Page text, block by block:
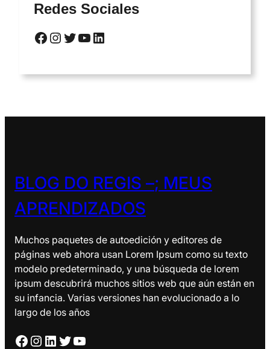
Redes Sociales
Facebook Instagram Twitter YouTube LinkedIn
BLOG DO REGIS –; MEUS
APRENDIZADOS
Muchos paquetes de autoedición y editores de
páginas web ahora usan Lorem Ipsum como su texto
modelo predeterminado, y una búsqueda de lorem
ipsum descubrirá muchos sitios web que aún están en
su infancia. Varias versiones han evolucionado a lo
largo de los años
Facebook Instagram LinkedIn Twitter YouTube